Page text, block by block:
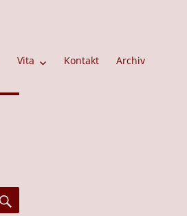
Vita Kontakt Archiv
SUCHEN